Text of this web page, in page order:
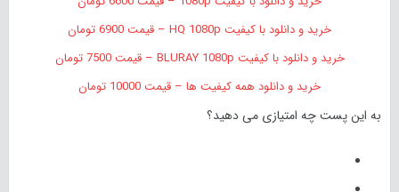
خرید و دانلود با کیفیت HQ 1080p – قیمت 6900 تومان
خرید و دانلود با کیفیت BLURAY 1080p – قیمت 7500 تومان
خرید و دانلود همه کیفیت ها – قیمت 10000 تومان
به این پست چه امتیازی می دهید؟